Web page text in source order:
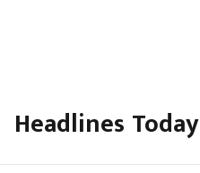
Headlines Today